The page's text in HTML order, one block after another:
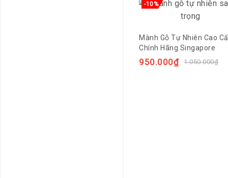
-10%
Mành Gỗ Tự Nhiên Cao
Chính Hãng Singapore
1.050.000₫
950.000₫